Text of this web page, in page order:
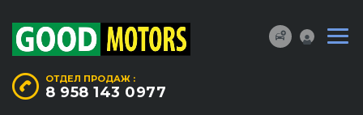
ОТДЕЛ ПРОДАЖ :
8 958 143 0977